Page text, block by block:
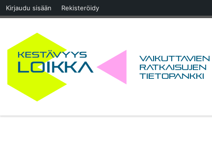
Kirjaudu sisään Rekisteröidy
Skip to content
Vaikuttavien
ratkaisujen
tietopankki